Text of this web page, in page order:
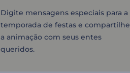
Digite mensagens especiais para a
temporada de festas e compartilhe
a animação com seus entes
queridos.